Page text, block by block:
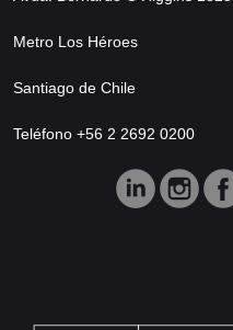
Metro Los Héroes
Santiago de Chile
Teléfono +56 2 2692 0200